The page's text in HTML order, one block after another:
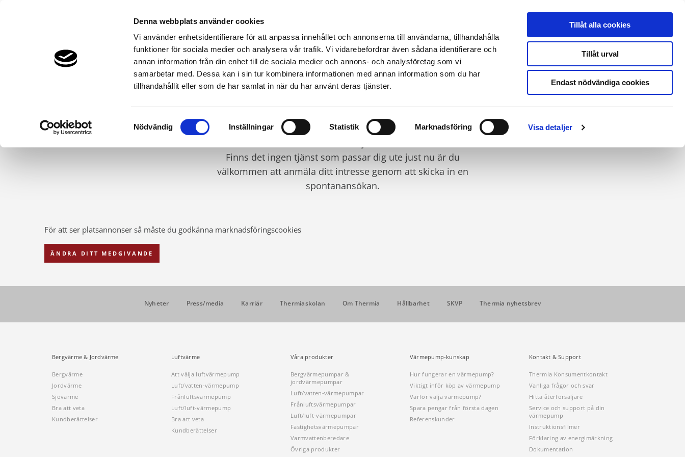
Denna webbplats använder cookies
Vi använder enhetsidentifierare för att anpassa innehållet och annonserna till användarna, tillhandahålla
funktioner för sociala medier och analysera vår trafik. Vi vidarebefordrar även sådana identifierare och
annan information från din enhet till de sociala medier och annons- och analysföretag som vi
samarbetar med. Dessa kan i sin tur kombinera informationen med annan information som du har
tillhandahållit eller som de har samlat in när du har använt deras tjänster.
Nödvändig Inställningar Statistik Marknadsföring Visa detaljer
Tillåt alla cookies
Tillåt urval
Endast nödvändiga cookies
Bergvärme & Jordvärme Luftvärme Värmepumpar & produkter Kunskap Fastighet Kontakt & support
KONTAKT & SUPPORT KARRIÄR CURRENT:
LEDIGA TJÄNSTER
Lediga tjänster
Vi är ständigt på jakt efter ny personal. Här hittar du våra
Finns det ingen tjänst som passar dig ute just nu är du
välkommen att anmäla ditt intresse genom att skicka in en
spontanansökan.
För att ser platsannonser så måste du godkänna marknadsföringscookies
ÄNDRA DITT MEDGIVANDE
Nyheter Press/media Karriär Thermiaskolan Om Thermia Hållbarhet SKVP Thermia nyhetsbrev
Bergvärme & Jordvärme
Bergvärme
Jordvärme
Sjövärme
Bra att veta
Kundberättelser
Luftvärme
Att välja luftvärmepump
Luft/vatten-värmepump
Frånluftsvärmepump
Luft/luft-värmepump
Bra att veta
Kundberättelser
Våra produkter
Bergvärmepumpar &
jordvärmepumpar
Luft/vatten-värmepumpar
Frånluftsvärmepumpar
Luft/luft-värmepumpar
Fastighetsvärmepumpar
Varmvattenberedare
Övriga produkter
Värmepump-kunskap
Hur fungerar en värmepump?
Viktigt inför köp av värmepump
Varför välja värmepump?
Spara pengar från första dagen
Referenskunder
Kontakt & Support
Thermia Konsumentkontakt
Vanliga frågor och svar
Hitta återförsäljare
Service och support på din
värmepump
Instruktionsfilmer
Förklaring av energimärkning
Dokumentation